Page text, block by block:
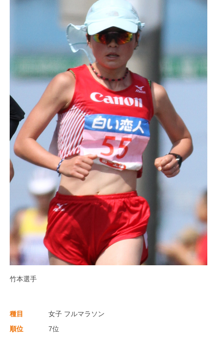
竹本選手
種目
女子 フルマラソン
順位
7位